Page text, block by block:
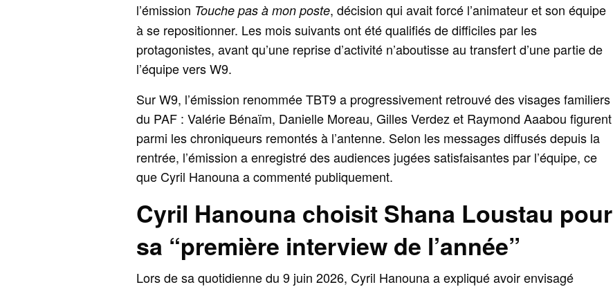
l’émission Touche pas à mon poste, décision qui avait forcé l’animateur et son équipe
à se repositionner. Les mois suivants ont été qualifiés de difficiles par les
protagonistes, avant qu’une reprise d’activité n’aboutisse au transfert d’une partie de
l’équipe vers W9.
Sur W9, l’émission renommée TBT9 a progressivement retrouvé des visages familiers
du PAF : Valérie Bénaïm, Danielle Moreau, Gilles Verdez et Raymond Aaabou figurent
parmi les chroniqueurs remontés à l’antenne. Selon les messages diffusés depuis la
rentrée, l’émission a enregistré des audiences jugées satisfaisantes par l’équipe, ce
que Cyril Hanouna a commenté publiquement.
Cyril Hanouna choisit Shana Loustau pour
sa “première interview de l’année”
Lors de sa quotidienne du 9 juin 2026, Cyril Hanouna a expliqué avoir envisagé